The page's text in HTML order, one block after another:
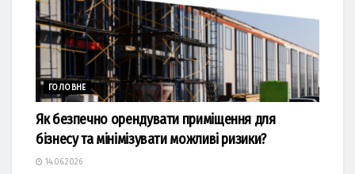
ГОЛОВНЕ
Як безпечно орендувати приміщення для
бізнесу та мінімізувати можливі ризики?
14.06.2026